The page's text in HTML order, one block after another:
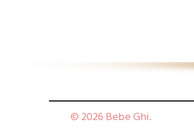
© 2026 Bebe Ghi.